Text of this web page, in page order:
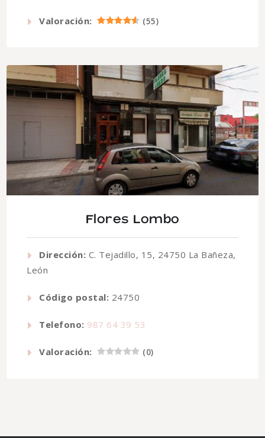
Valoración: (55)
Flores Lombo
Dirección: C. Tejadillo, 15, 24750 La Bañeza,
León
Código postal: 24750
Telefono: 987 64 39 53
Valoración: (0)